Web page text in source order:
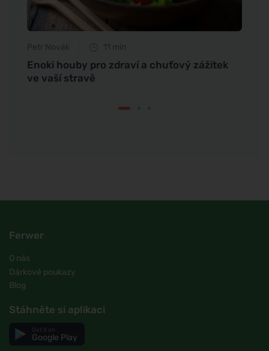
Petr Novák 11 min
Enoki houby pro zdraví a chuťový zážitek
ve vaší stravě
Ferwer
O nás
Dárkové poukazy
Blog
Stáhněte si aplikaci
Google Play